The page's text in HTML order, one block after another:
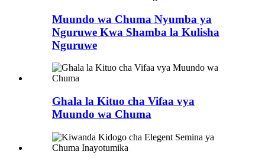
Muundo wa Chuma Nyumba ya
Nguruwe Kwa Shamba la Kulisha
Nguruwe
Ghala la Kituo cha Vifaa vya
Muundo wa Chuma